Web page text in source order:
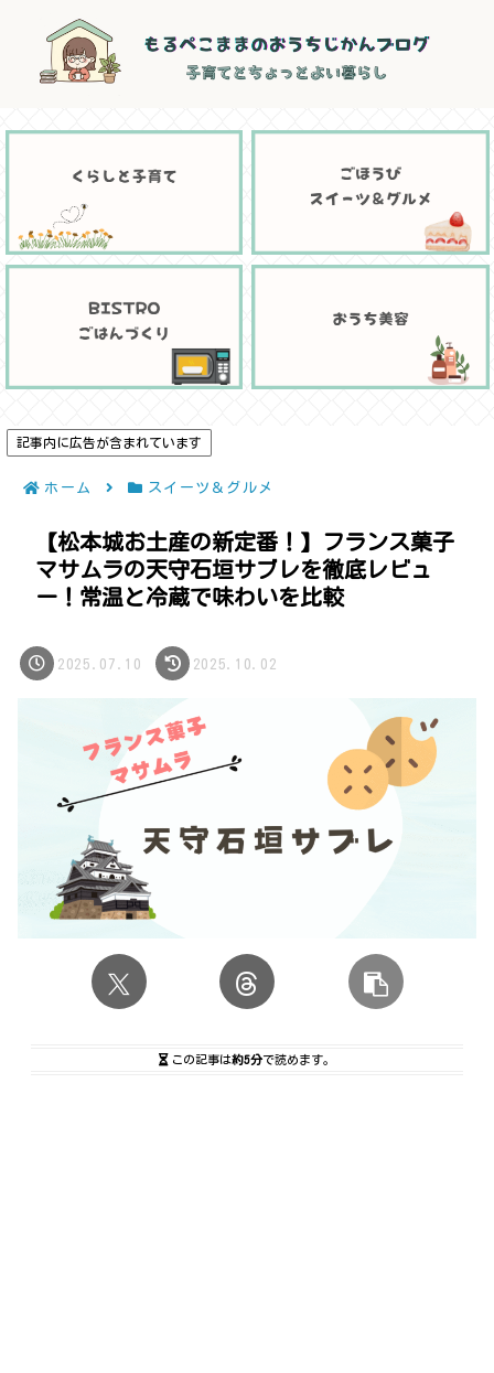
記事内に広告が含まれています
ホーム スイーツ＆グルメ
【松本城お土産の新定番！】フランス菓子
マサムラの天守石垣サブレを徹底レビュ
ー！常温と冷蔵で味わいを比較
2025.07.10 2025.10.02
この記事は約5分で読めます。